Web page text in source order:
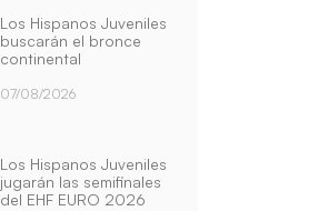
Los Hispanos Juveniles
buscarán el bronce
continental
07/08/2026
Los Hispanos Juveniles
jugarán las semifinales
del EHF EURO 2026